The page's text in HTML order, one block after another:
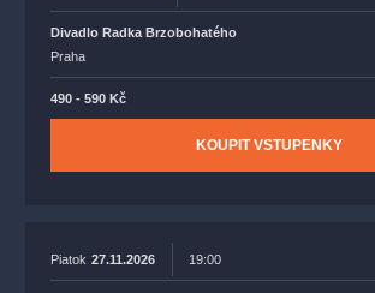
Divadlo Radka Brzobohatého
Praha
490 - 590 Kč
KOUPIT VSTUPENKY
Piatok 27.11.2026 19:00